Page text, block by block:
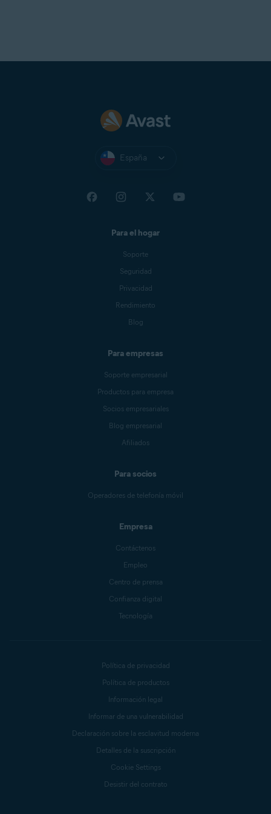
España
Para el hogar
Soporte
Seguridad
Privacidad
Rendimiento
Blog
Para empresas
Soporte empresarial
Productos para empresa
Socios empresariales
Blog empresarial
Afiliados
Para socios
Operadores de telefonía móvil
Empresa
Contáctenos
Empleo
Centro de prensa
Confianza digital
Tecnología
Política de privacidad
Política de productos
Información legal
Informar de una vulnerabilidad
Declaración sobre la esclavitud moderna
Detalles de la suscripción
Cookie Settings
Desistir del contrato